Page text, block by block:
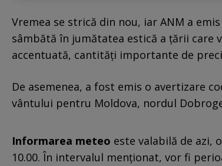
Vremea se strică din nou, iar ANM a
sâmbătă în jumătatea estică a ţării care
accentuată, cantități importante de
De asemenea, a fost emis o avertizare
vântului pentru Moldova, nordul
Informarea meteo este valabilă de azi,
10.00. În intervalul menționat, vor fi